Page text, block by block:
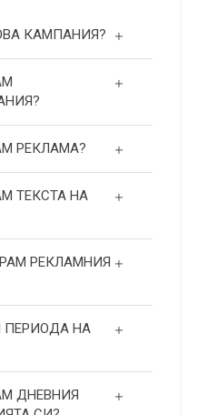
КАМПАНИЯ?
РЕКЛАМА?
ТЕКСТА НА
РЕКЛАМНИЯ
ПЕРИОДА НА
ДНЕВНИЯ